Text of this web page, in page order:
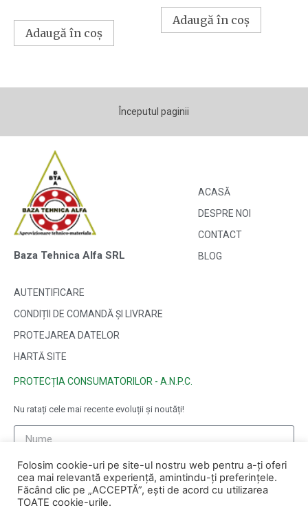
Adaugă în coș
Adaugă în coș
Începutul paginii
Baza Tehnica Alfa SRL
ACASĂ
DESPRE NOI
CONTACT
BLOG
AUTENTIFICARE
CONDIȚII DE COMANDĂ ȘI LIVRARE
PROTEJAREA DATELOR
HARTĂ SITE
PROTECȚIA CONSUMATORILOR - A.N.P.C.
Nu ratați cele mai recente evoluții și noutăți!
Folosim cookie-uri pe site-ul nostru web pentru a-ți oferi
cea mai relevantă experiență, amintindu-ți preferințele.
Făcând clic pe „ACCEPTĂ”, ești de acord cu utilizarea
TOATE cookie-urile.